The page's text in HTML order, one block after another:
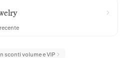
sconti volume e VIP